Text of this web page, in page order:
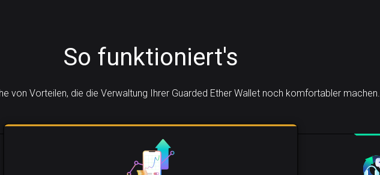
So funktioniert's
von Vorteilen, die die Verwaltung Ihrer Guarded Ether Wallet noch komfortabler machen.